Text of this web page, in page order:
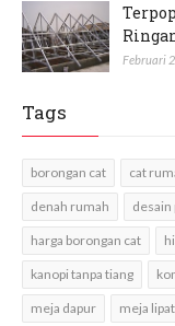
Februari
Tags
borongan cat cat
denah rumah desain
harga borongan cat
kanopi tanpa tiang
meja dapur meja lipat